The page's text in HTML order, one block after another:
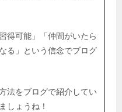
得可能」「仲間がいたら
る」という信念でブログ
法をブログで紹介してい
しょうね！